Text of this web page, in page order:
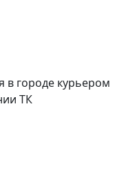
в городе курьером
ТК